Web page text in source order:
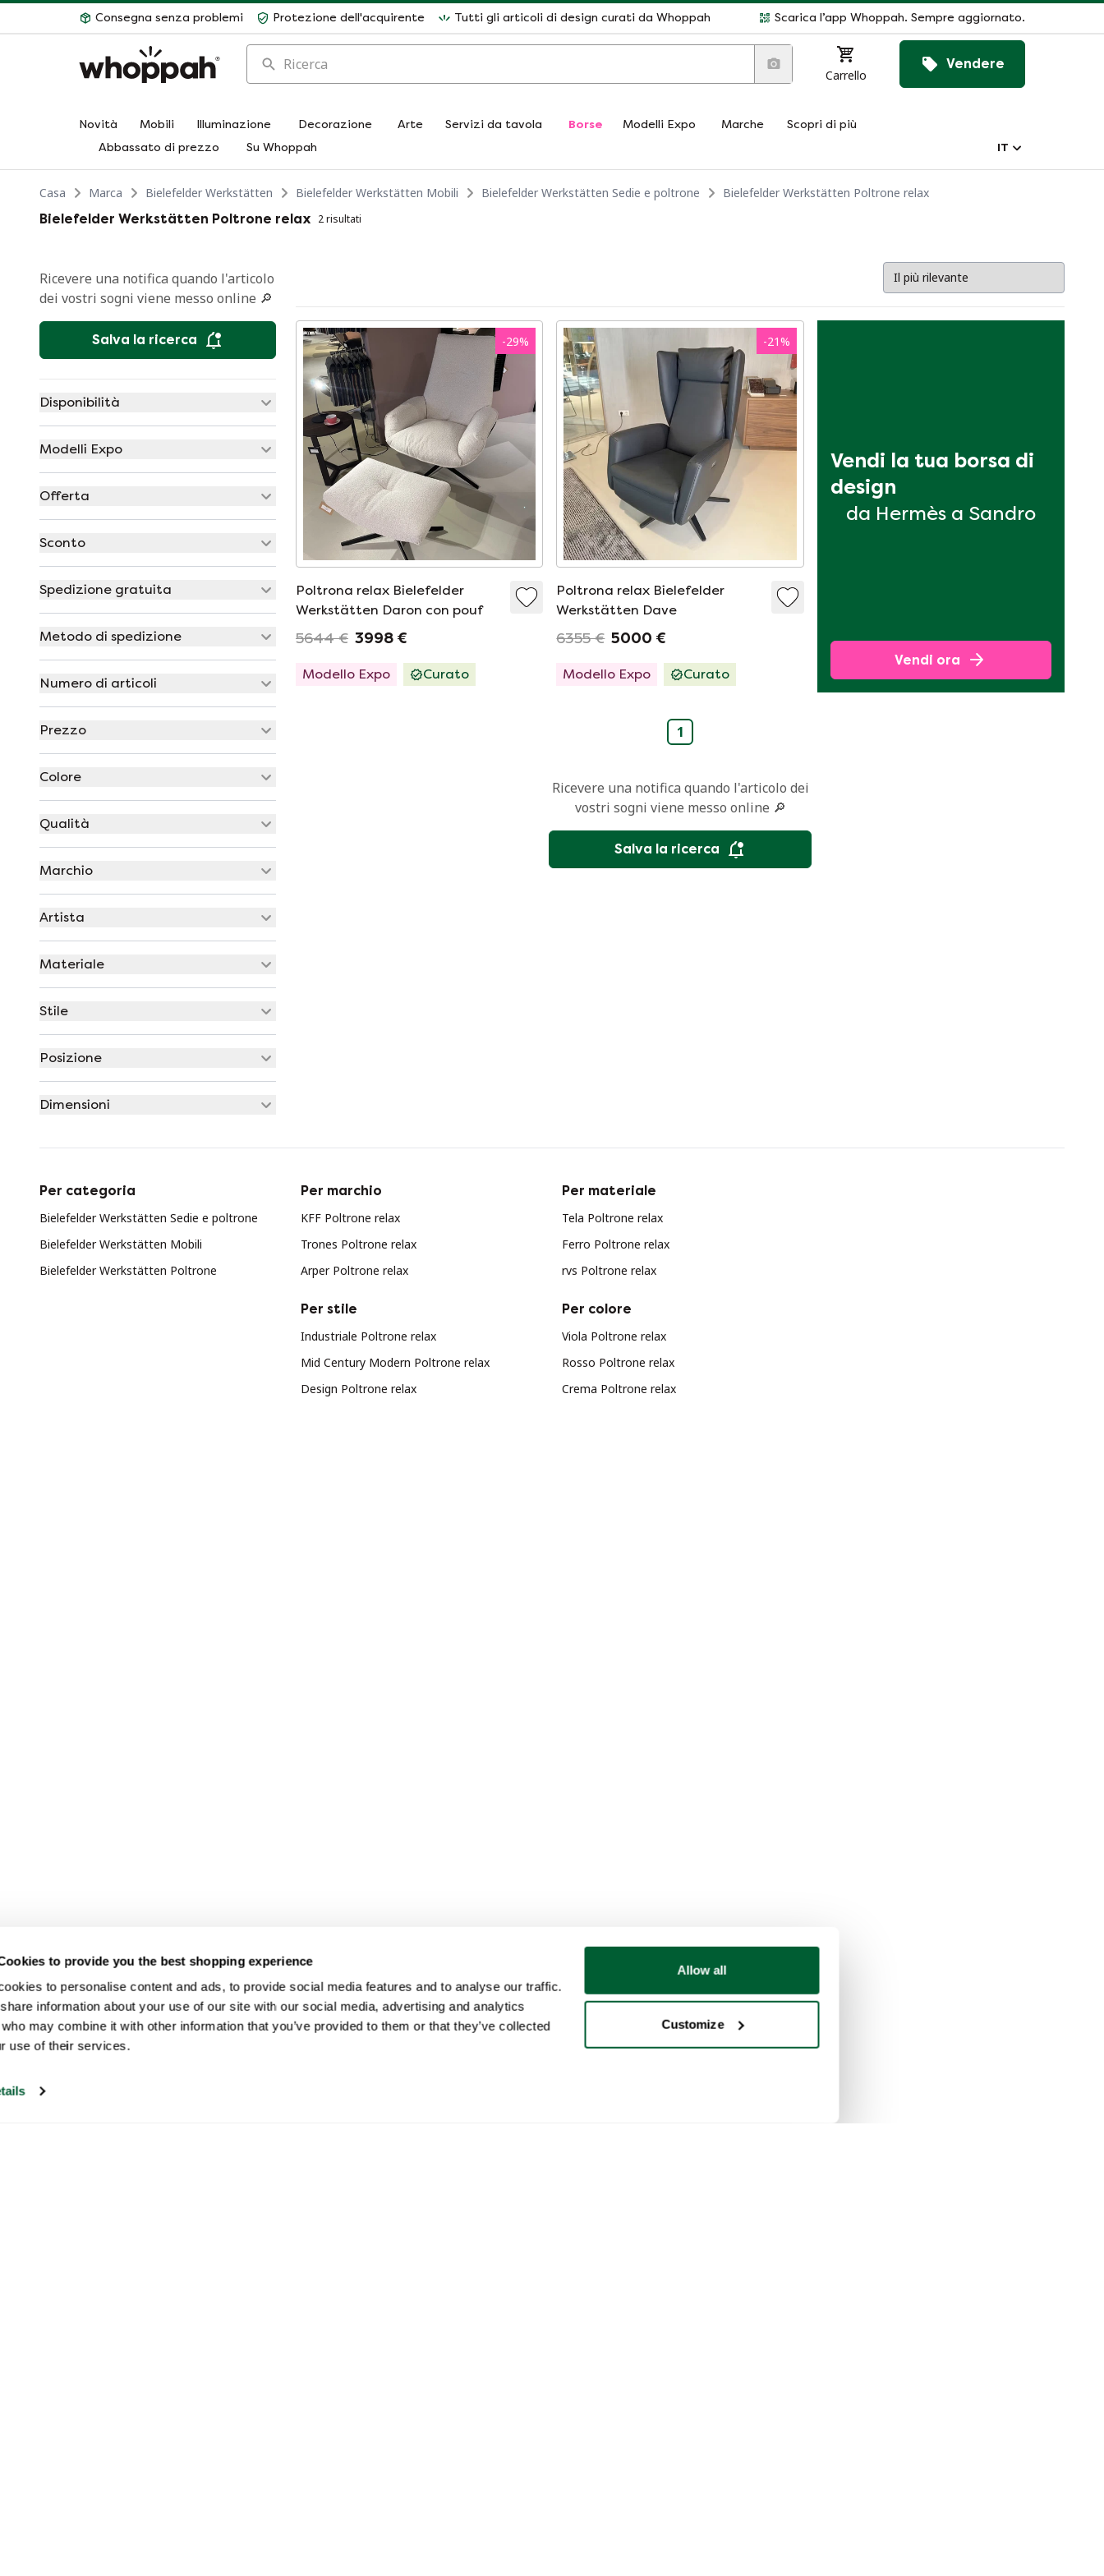
to provide you the best shopping experience
to personalise content and ads, to provide social media features and to analyse our traffic.
information about your use of our site with our social media, advertising and analytics
may combine it with other information that you’ve provided to them or that they’ve collected
use of their services.
Allow all
Customize
Consegna senza problemi Protezione dell'acquirente Tutti gli articoli di design curati da Whoppah Scarica l’app Whoppah. Sempre aggiornato.
Ricerca
Carrello
Vendere
Novità Mobili Illuminazione Decorazione Arte Servizi da tavola Borse Modelli Expo Marche
Scopri di più
Abbassato di prezzo
Su Whoppah IT
Casa Marca Bielefelder Werkstätten Bielefelder Werkstätten Mobili Bielefelder Werkstätten Sedie e poltrone
Bielefelder Werkstätten Poltrone relax
Bielefelder Werkstätten Poltrone relax 2 risultati
Ricevere una notifica quando l'articolo
dei vostri sogni viene messo online 🔎
Salva la ricerca
Disponibilità
Modelli Expo
Offerta
Sconto
Spedizione gratuita
Metodo di spedizione
Numero di articoli
Prezzo
Colore
Qualità
Marchio
Artista
Materiale
Stile
Posizione
Dimensioni
-29%
Poltrona relax Bielefelder
Werkstätten Daron con pouf
5644 € 3998 €
Modello Expo Curato
-21%
Poltrona relax Bielefelder
Werkstätten Dave
6355 € 5000 €
Modello Expo Curato
Vendi la tua borsa di
design
da Hermès a Sandro
Vendi ora
1
Ricevere una notifica quando l'articolo dei
vostri sogni viene messo online 🔎
Salva la ricerca
Per categoria
Bielefelder Werkstätten Sedie e poltrone
Bielefelder Werkstätten Mobili
Bielefelder Werkstätten Poltrone
Per marchio
KFF Poltrone relax
Trones Poltrone relax
Arper Poltrone relax
Per stile
Industriale Poltrone relax
Mid Century Modern Poltrone relax
Design Poltrone relax
Per materiale
Tela Poltrone relax
Ferro Poltrone relax
rvs Poltrone relax
Per colore
Viola Poltrone relax
Rosso Poltrone relax
Crema Poltrone relax